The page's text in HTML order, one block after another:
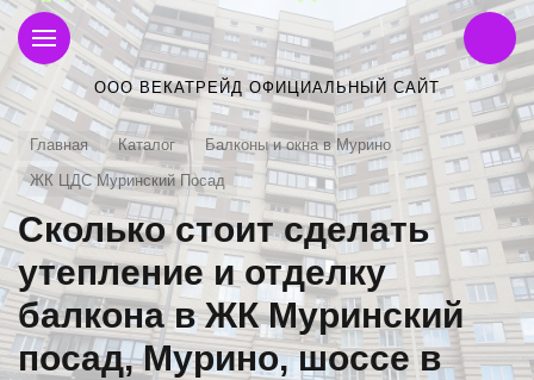
ООО ВЕКАТРЕЙД ОФИЦИАЛЬНЫЙ САЙТ
Главная Каталог
Балконы и окна в Мурино
ЖК ЦДС Муринский Посад
Сколько стоит сделать
утепление и отделку
балкона в ЖК Муринский
посад, Мурино, шоссе в